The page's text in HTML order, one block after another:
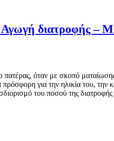
Αγωγή διατροφής
ο πατέρας, όταν με σκοπό
για την ηλικία του, την
του ποσού της